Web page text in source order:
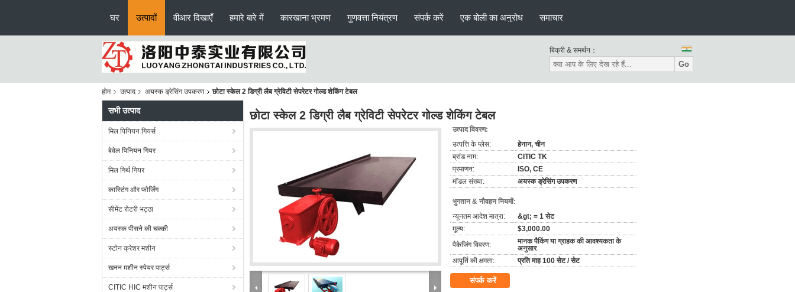
घर उत्पादों वीआर दिखाएँ हमारे बारे में कारखाना भ्रमण गुणवत्ता नियंत्रण संपर्क करें एक बोली का अनुरोध समाचार
बिक्री & समर्थन：
Go
होम उत्पाद अयस्क ड्रेसिंग उपकरण छोटा स्केल 2 डिग्री लैब ग्रेविटी सेपरेटर गोल्ड शेकिंग टेबल
सभी उत्पाद
मिल पिनियन गियर्स
बेवेल पिनियन गियर
मिल गिर्थ गियर
कास्टिंग और फोर्जिंग
सीमेंट रोटरी भट्ठा
अयस्क पीसने की चक्की
स्टोन क्रेशर मशीन
खनन मशीन स्पेयर पार्ट्स
CITIC HIC मशीन पार्ट्स
छोटा स्केल 2 डिग्री लैब ग्रेविटी सेपरेटर गोल्ड शेकिंग टेबल
उत्पाद विवरण:
उत्पत्ति के प्लेस:
हेनान, चीन
ब्रांड नाम:
CITIC TK
प्रमाणन:
ISO, CE
मॉडल संख्या:
अयस्क ड्रेसिंग उपकरण
भुगतान & नौवहन नियमों:
न्यूनतम आदेश मात्रा:
&gt; = 1 सेट
मूल्य:
$3,000.00
पैकेजिंग विवरण:
मानक पैकिंग या ग्राहक की आवश्यकता के
अनुसार
आपूर्ति की क्षमता:
प्रति माह 100 सेट / सेट
संपर्क करें